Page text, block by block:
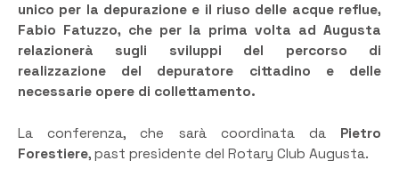
unico per la depurazione e il riuso delle acque reflue,
Fabio Fatuzzo, che per la prima volta ad Augusta
relazionerà sugli sviluppi del percorso di
realizzazione del depuratore cittadino e delle
necessarie opere di collettamento.
La conferenza, che sarà coordinata da Pietro
Forestiere, past presidente del Rotary Club Augusta.